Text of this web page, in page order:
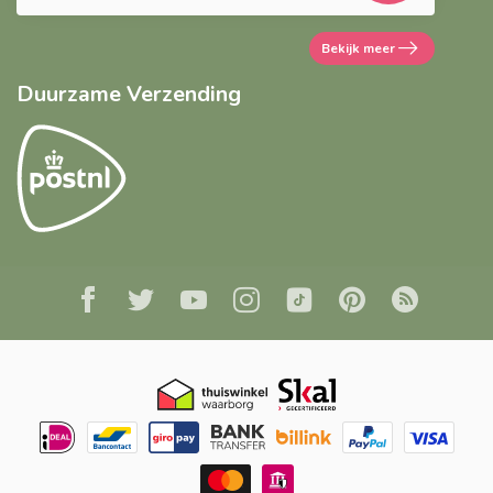
Bekijk meer
Duurzame Verzending